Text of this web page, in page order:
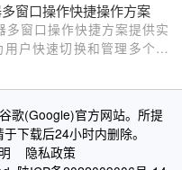
窗口操作快捷操作方案
窗口操作快捷方案提供实
用户快速切换和管理多个窗
歌(Google)官方网站。所提
下载后24小时内删除。
隐私政策